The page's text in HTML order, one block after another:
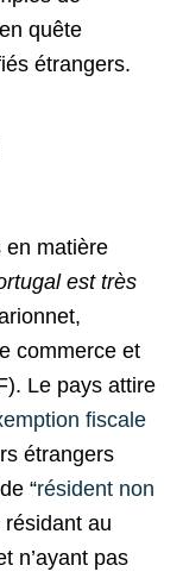
quête
étrangers.
en matière
est très
commerce et
). Le pays attire
fiscale
étrangers
“résident non
résidant au
n’ayant pas